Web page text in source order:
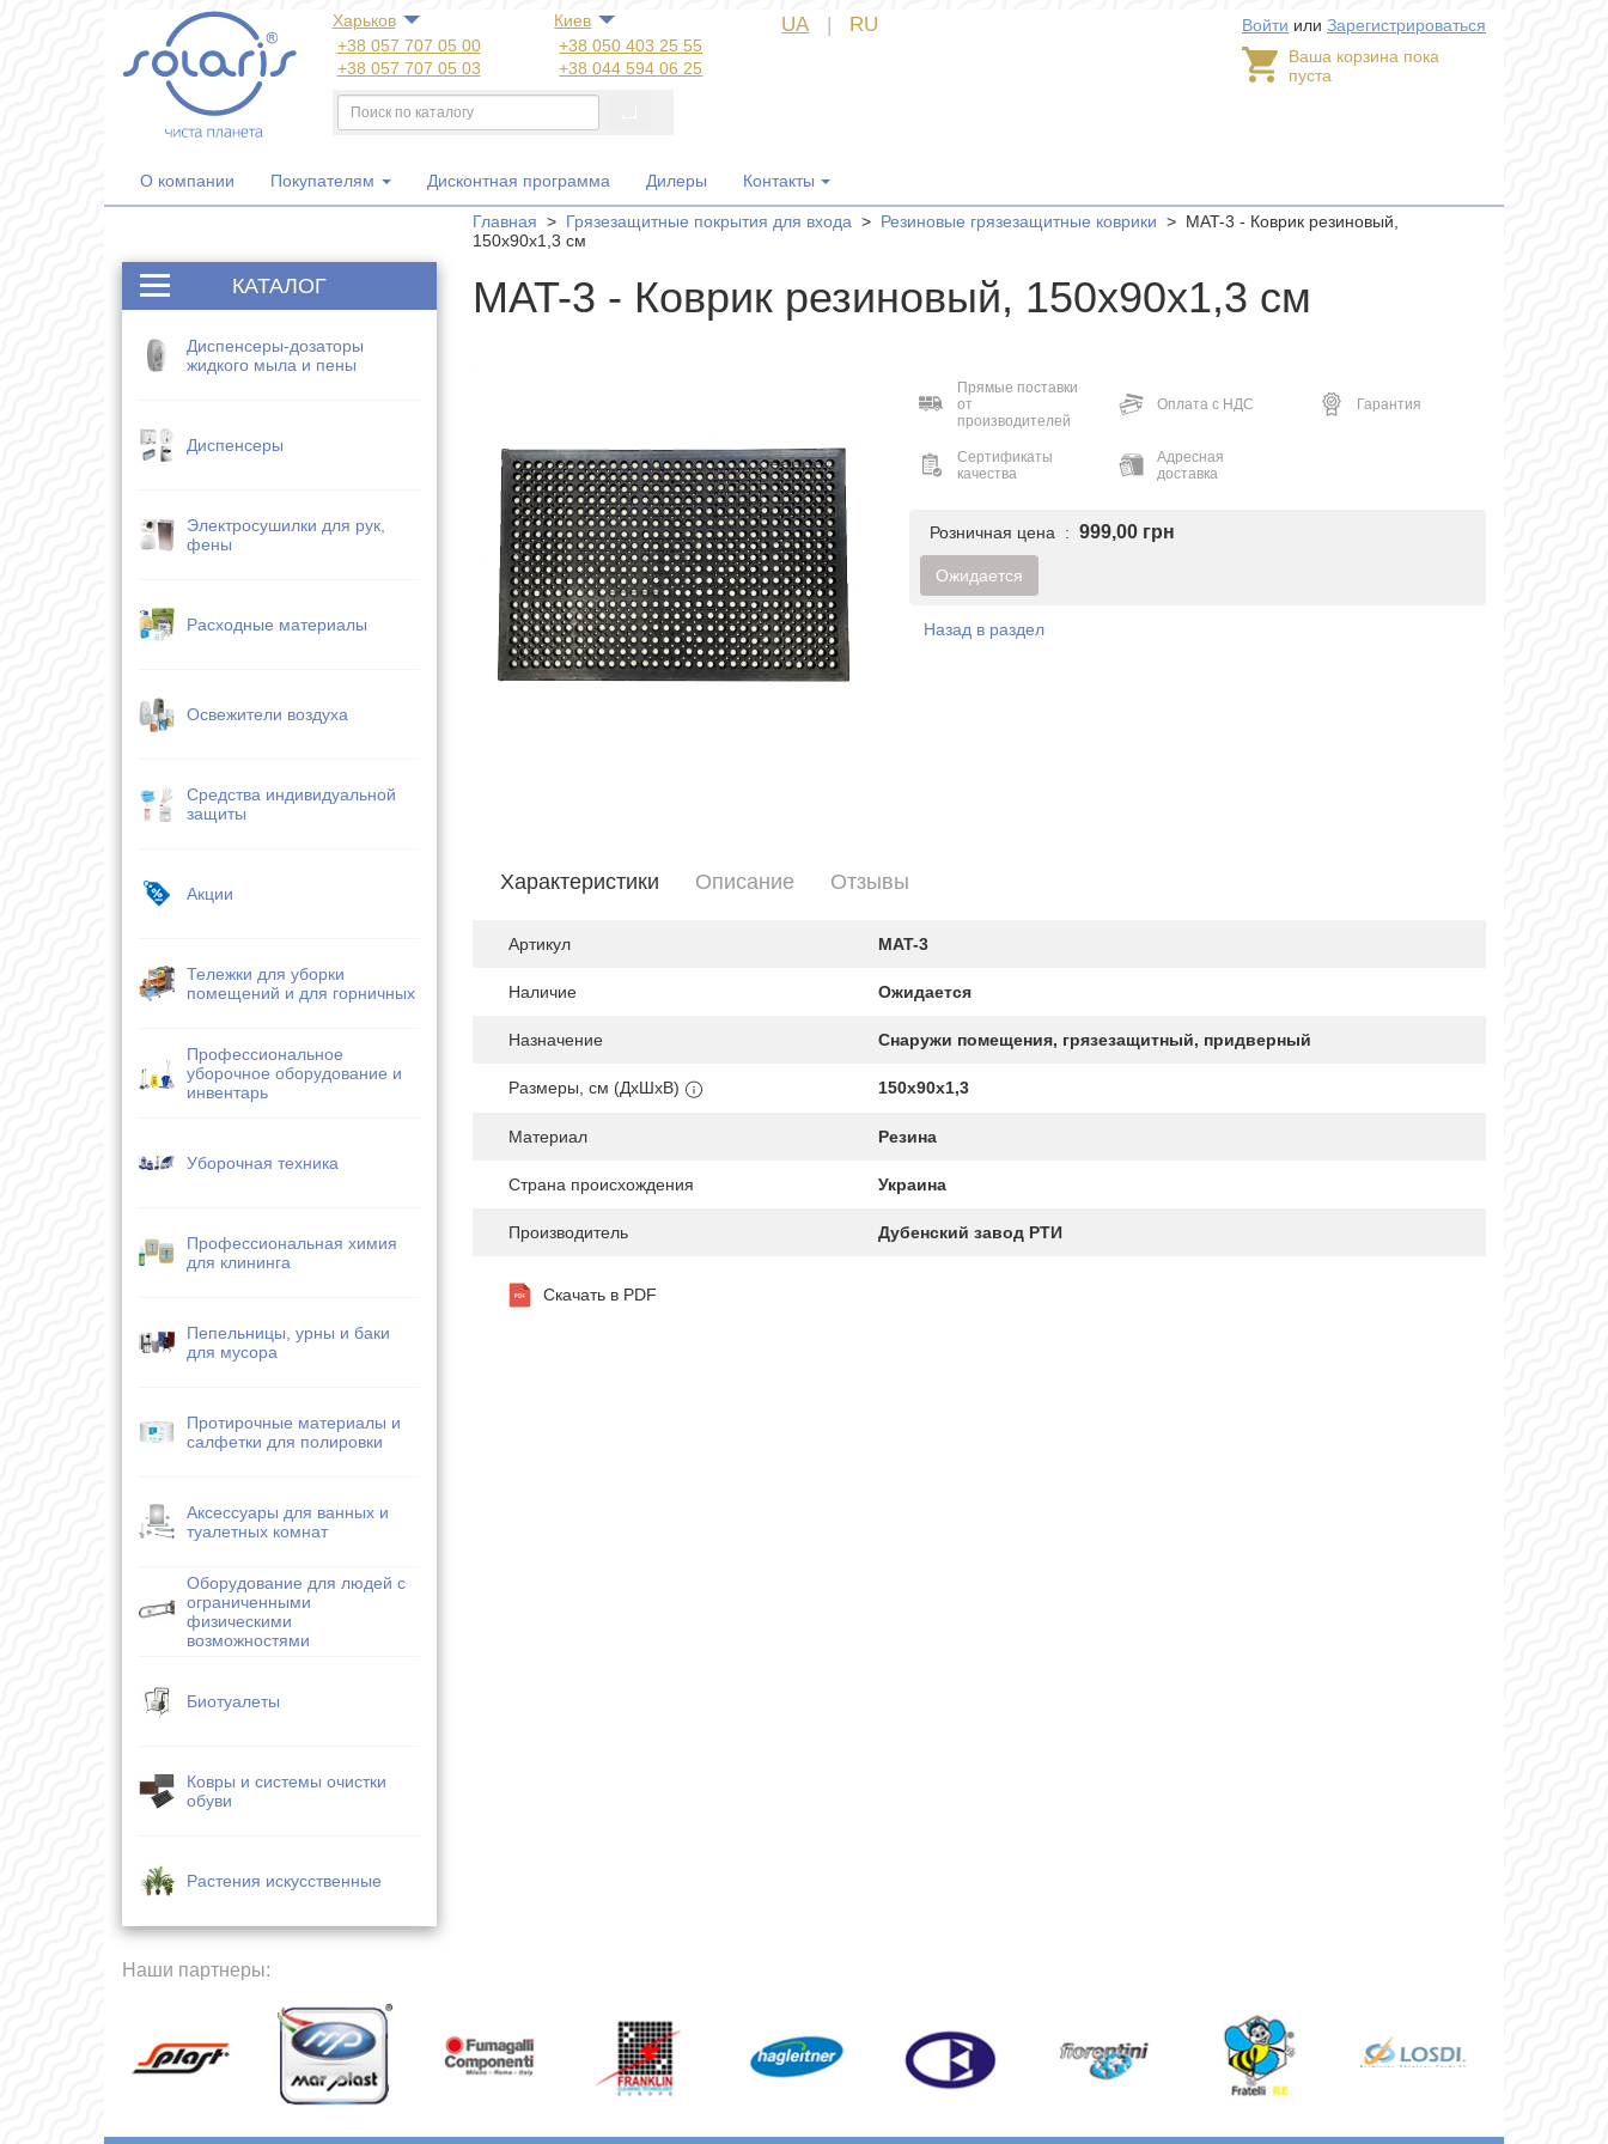
Войти или Зарегистрироваться
Харьков
+38 057 707 05 00
+38 057 707 05 03
+38 050 300 06 77
+38 067 533 81 21
+38 063 707 05 00
Киев
+38 050 403 25 55
+38 044 594 06 25
+38 044 572 60 14
+38 067 554 50 60
UA | RU
Ваша корзина пока
пуста
О компании Покупателям Дисконтная программа Дилеры Контакты
Главная > Грязезащитные покрытия для входа > Резиновые грязезащитные коврики > MAT-3 - Коврик резиновый,
150х90х1,3 см
КАТАЛОГ
Диспенсеры-дозаторы
жидкого мыла и пены
Диспенсеры
Электросушилки для рук,
фены
Расходные материалы
Освежители воздуха
Средства индивидуальной
защиты
Акции
Тележки для уборки
помещений и для горничных
Профессиональное
уборочное оборудование и
инвентарь
Уборочная техника
Профессиональная химия
для клининга
Пепельницы, урны и баки
для мусора
Протирочные материалы и
салфетки для полировки
Аксессуары для ванных и
туалетных комнат
Оборудование для людей с
ограниченными
физическими
возможностями
Биотуалеты
Ковры и системы очистки
обуви
Растения искусственные
MAT-3 - Коврик резиновый, 150х90х1,3 см
Прямые поставки
от
производителей
Оплата с НДС Гарантия
Сертификаты
качества
Адресная
доставка
Розничная цена :999,00 грн
Ожидается
Назад в раздел
Характеристики Описание Отзывы
Артикул MAT-3
Наличие Ожидается
Назначение Снаружи помещения, грязезащитный, придверный
Размеры, см (ДхШхВ) 150х90х1,3
Материал Резина
Страна происхождения Украина
Производитель Дубенский завод РТИ
Скачать в PDF
Наши партнеры: